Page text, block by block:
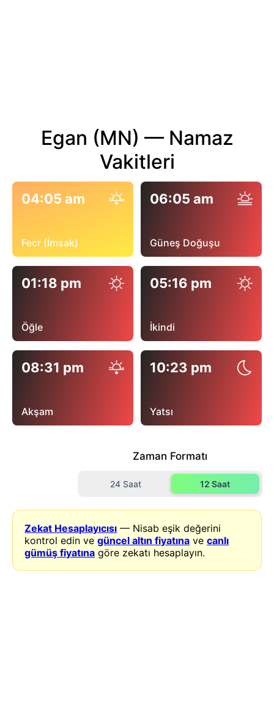
Egan (MN) — Namaz
Vakitleri
04:05 am
Fecr (İmsak)
06:05 am
Güneş Doğuşu
01:18 pm
Öğle
05:16 pm
İkindi
08:31 pm
Akşam
10:23 pm
Yatsı
Zaman Formatı
24 Saat 12 Saat
Zekat Hesaplayıcısı — Nisab eşik değerini
kontrol edin vegüncel altın fiyatına vecanlı
gümüş fiyatına göre zekatı hesaplayın.